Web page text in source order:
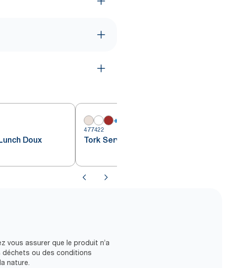
Doux
+
477422
Tork Serviette Lunch bordeaux
vous assurer que le produit n’a
déchets ou des conditions
nature.